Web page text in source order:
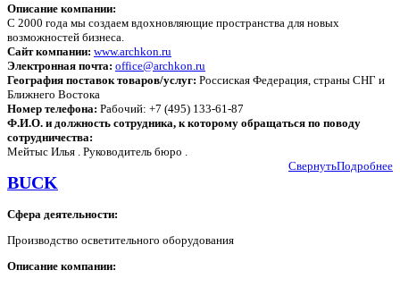
Описание компании:
С 2000 года мы создаем вдохновляющие пространства для новых
возможностей бизнеса.
Сайт компании: www.archkon.ru
Электронная почта: office@archkon.ru
География поставок товаров/услуг: Россиская Федерация, страны СНГ и
Ближнего Востока
Номер телефона: Рабочий: +7 (495) 133-61-87
Ф.И.О. и должность сотрудника, к которому обращаться по поводу
сотрудничества:
Мейтыс Илья . Руководитель бюро .
Подробнее
Свернуть
BUCK
Сфера деятельности:
Производство осветительного оборудования
Описание компании: